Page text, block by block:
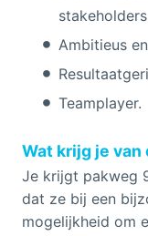
Ambitieus
Teamplayer.
Wat krijg je van
Je krijgt pakweg
dat ze bij een
mogelijkheid om